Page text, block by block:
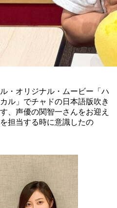
・オリジナル・ムービー「ハ
ル」でチャドの日本語版吹き
、声優の関智一さんをお迎え
担当する時に意識したの